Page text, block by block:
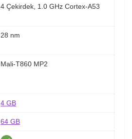
4 Çekirdek, 1.0 GHz Cortex-A53
28 nm
Mali-T860 MP2
4 GB
64 GB